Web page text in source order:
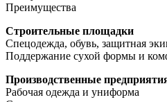
Преимущества
Строительные площадки
Спецодежда, обувь, защитная
Поддержание сухой формы и
Производственные
Рабочая одежда и униформа